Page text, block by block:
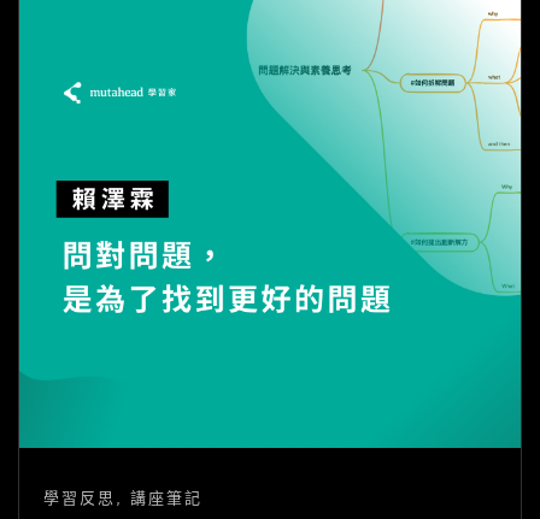
學習反思 , 講座筆記